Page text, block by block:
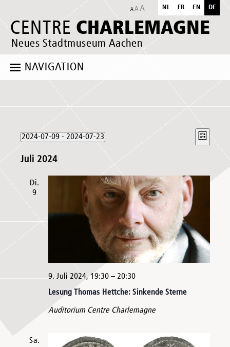
CENTRE CHARLEMAGNE
Neues Stadtmuseum Aachen
NL FR EN DE
NAVIGATION
Veranstaltungen Liste
2024-07-09 - 2024-07-23
wählen.
Juli 2024
Di.
9
Lesung Thomas Hettche: Sinkende Sterne
9. Juli 2024, 19:30– 20:30
Auditorium Centre Charlemagne
Sa.